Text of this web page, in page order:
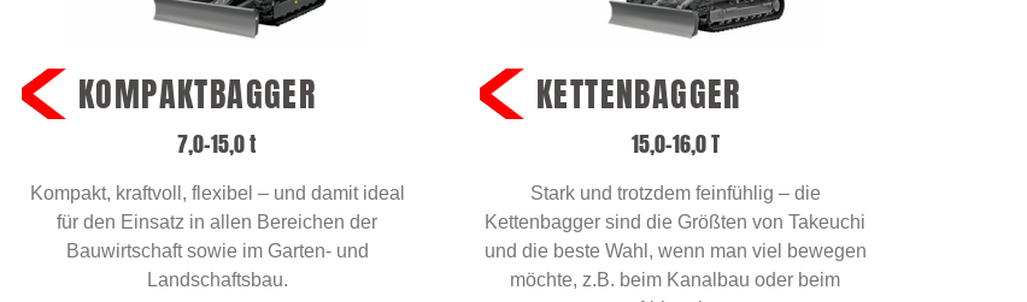
KOMPAKTBAGGER
7,0–15,0 t
Kompakt, kraftvoll, flexibel – und damit ideal
für den Einsatz in allen Bereichen der
Bauwirtschaft sowie im Garten- und
Landschaftsbau.
KETTENBAGGER
15,0–16,0 T
Stark und trotzdem feinfühlig – die
Kettenbagger sind die Größten von Takeuchi
und die beste Wahl, wenn man viel bewegen
möchte, z.B. beim Kanalbau oder beim